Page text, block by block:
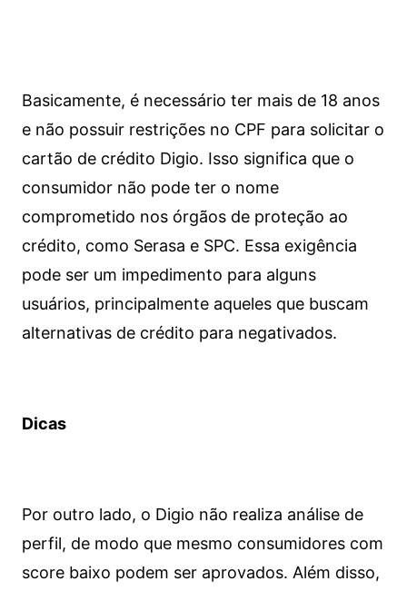
Basicamente, é necessário ter mais de 18 anos
e não possuir restrições no CPF para solicitar o
cartão de crédito Digio. Isso significa que o
consumidor não pode ter o nome
comprometido nos órgãos de proteção ao
crédito, como Serasa e SPC. Essa exigência
pode ser um impedimento para alguns
usuários, principalmente aqueles que buscam
alternativas de crédito para negativados.
Dicas
Por outro lado, o Digio não realiza análise de
perfil, de modo que mesmo consumidores com
score baixo podem ser aprovados. Além disso,